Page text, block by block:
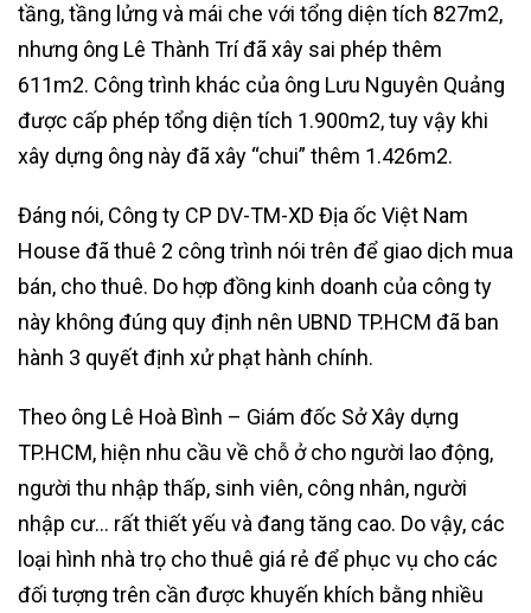
tầng, tầng lửng và mái che với tổng diện tích 827m2,
nhưng ông Lê Thành Trí đã xây sai phép thêm
611m2. Công trình khác của ông Lưu Nguyên Quảng
được cấp phép tổng diện tích 1.900m2, tuy vậy khi
xây dựng ông này đã xây “chui” thêm 1.426m2.
Đáng nói, Công ty CP DV-TM-XD Địa ốc Việt Nam
House đã thuê 2 công trình nói trên để giao dịch mua
bán, cho thuê. Do hợp đồng kinh doanh của công ty
này không đúng quy định nên UBND TP.HCM đã ban
hành 3 quyết định xử phạt hành chính.
Theo ông Lê Hoà Bình – Giám đốc Sở Xây dựng
TP.HCM, hiện nhu cầu về chỗ ở cho người lao động,
người thu nhập thấp, sinh viên, công nhân, người
nhập cư… rất thiết yếu và đang tăng cao. Do vậy, các
loại hình nhà trọ cho thuê giá rẻ để phục vụ cho các
đối tượng trên cần được khuyến khích bằng nhiều